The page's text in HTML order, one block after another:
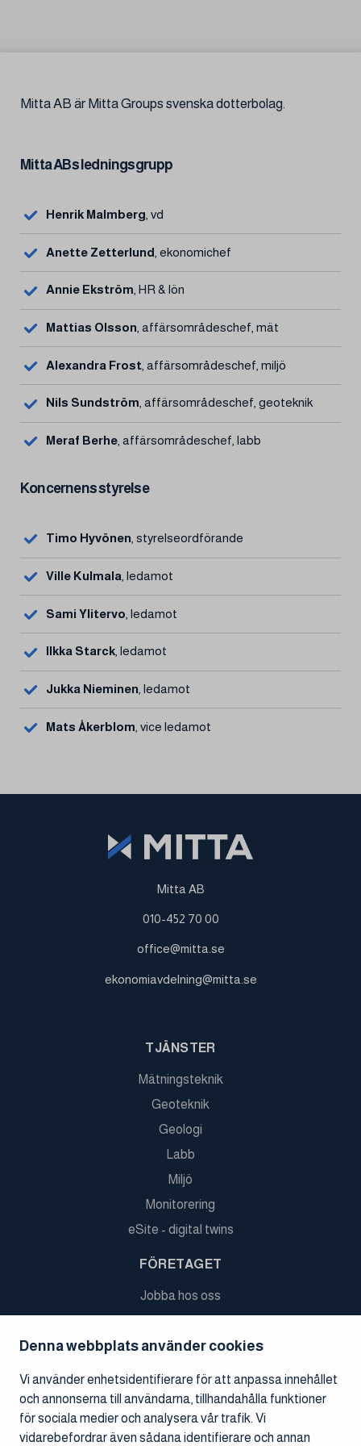
Denna webbplats använder cookies
Vi använder enhetsidentifierare för att anpassa innehållet
och annonserna till användarna, tillhandahålla funktioner
för sociala medier och analysera vår trafik. Vi
vidarebefordrar även sådana identifierare och annan
Mitta AB är Mitta Groups svenska dotterbolag.
Mitta ABs ledningsgrupp
Henrik Malmberg , vd
Anette Zetterlund , ekonomichef
Annie Ekström , HR & lön
Mattias Olsson , affärsområdeschef, mät
Alexandra Frost , affärsområdeschef, miljö
Nils Sundström , affärsområdeschef, geoteknik
Meraf Berhe , affärsområdeschef, labb
Koncernens styrelse
Timo Hyvönen , styrelseordförande
Ville Kulmala , ledamot
Sami Ylitervo , ledamot
Ilkka Starck , ledamot
Jukka Nieminen , ledamot
Mats Åkerblom , vice ledamot
Mitta AB
010-452 70 00
office@mitta.se
ekonomiavdelning@mitta.se
TJÄNSTER
Mätningsteknik
Geoteknik
Geologi
Labb
Miljö
Monitorering
eSite - digital twins
FÖRETAGET
Jobba hos oss
Nyheter
Finansiell information
Koncernens struktur